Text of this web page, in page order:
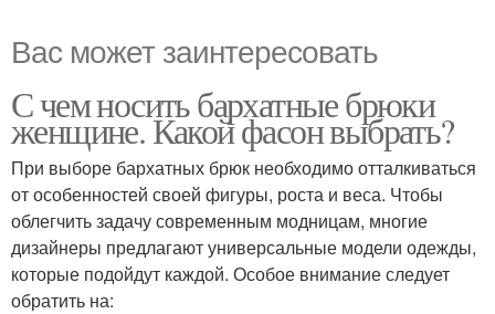
Вас может заинтересовать
С чем носить бархатные брюки
женщине. Какой фасон выбрать?
При выборе бархатных брюк необходимо отталкиваться
от особенностей своей фигуры, роста и веса. Чтобы
облегчить задачу современным модницам, многие
дизайнеры предлагают универсальные модели одежды,
которые подойдут каждой. Особое внимание следует
обратить на: